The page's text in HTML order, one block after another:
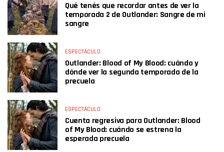
Qué tenés que recordar antes de ver la
temporada 2 de Outlander: Sangre de mi
sangre
ESPECTÁCULO
Outlander: Blood of My Blood: cuándo y
dónde ver la segunda temporada de la
precuela
ESPECTÁCULO
Cuenta regresiva para Outlander: Blood
of My Blood: cuándo se estrena la
esperada precuela